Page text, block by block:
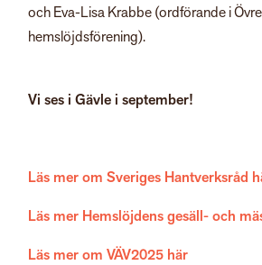
och Eva-Lisa Krabbe (ordförande i
hemslöjdsförening).
Vi ses i Gävle i september!
Läs mer om Sveriges Hantverksråd
Läs mer Hemslöjdens gesäll- och
Läs mer om VÄV2025 här